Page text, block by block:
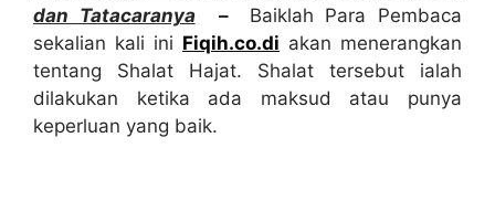
dan Tatacaranya
– Baiklah Para Pembaca
sekalian kali ini Fiqih.co.di akan menerangkan
tentang Shalat Hajat. Shalat tersebut ialah
dilakukan ketika ada maksud atau punya
keperluan yang baik.